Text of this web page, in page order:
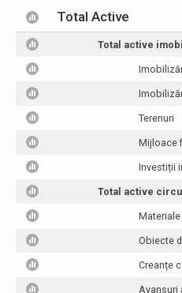
Total Active
Total active
Terenuri
Mijloace
Investiții
Total active
Materiale
Obiecte
Creanțe
Avansuri